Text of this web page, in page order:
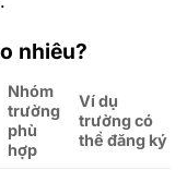
nhiêu?
Nhóm
trường
phù
hợp
Ví dụ
trường có
thể đăng ký